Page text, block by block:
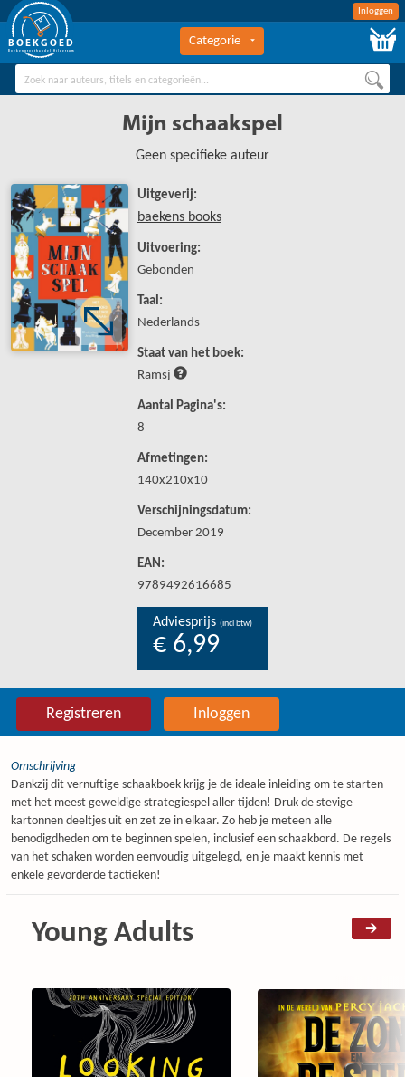
Inloggen
BOEKGOED
Boekengroothandel Hilversum
Categorie
Mijn schaakspel
Geen specifieke auteur
Uitgeverij:
baekens books
Uitvoering:
Gebonden
Taal:
Nederlands
Staat van het boek:
Ramsj
Aantal Pagina's:
8
Afmetingen:
140x210x10
Verschijningsdatum:
December 2019
EAN:
9789492616685
Adviesprijs (incl btw)
€ 6,99
Registreren Inloggen
Omschrijving
Dankzij dit vernuftige schaakboek krijg je de ideale inleiding om te starten
met het meest geweldige strategiespel aller tijden! Druk de stevige
kartonnen deeltjes uit en zet ze in elkaar. Zo heb je meteen alle
benodigdheden om te beginnen spelen, inclusief een schaakbord. De regels
van het schaken worden eenvoudig uitgelegd, en je maakt kennis met
enkele gevorderde tactieken!
Young Adults